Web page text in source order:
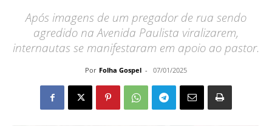
Após imagens de um pregador de rua sendo
agredido na Avenida Paulista viralizarem,
internautas se manifestaram em apoio ao pastor.
Por Folha Gospel - 07/01/2025